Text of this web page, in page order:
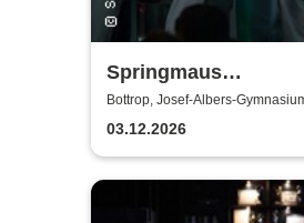
Springmaus
Christmaus
Bottrop, Josef-Albers-
03.12.2026